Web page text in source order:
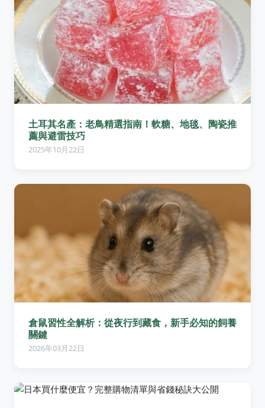
土耳其名產：老鳥精選指南！軟糖、地毯、陶瓷推
薦與避雷技巧
2025年10月22日
倉鼠習性全解析：從夜行到藏食，新手必知的飼養
關鍵
2026年03月22日